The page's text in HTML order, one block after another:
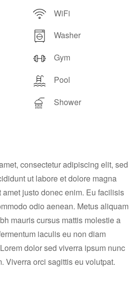
WiFi
Washer
Gym
Pool
Shower
consectetur adipiscing elit, sed
ut labore et dolore magna
justo donec enim. Eu facilisis
odio aenean. Metus aliquam
mauris cursus mattis molestie a
iaculis eu non diam
dolor sed viverra ipsum nunc
Viverra orci sagittis eu volutpat.